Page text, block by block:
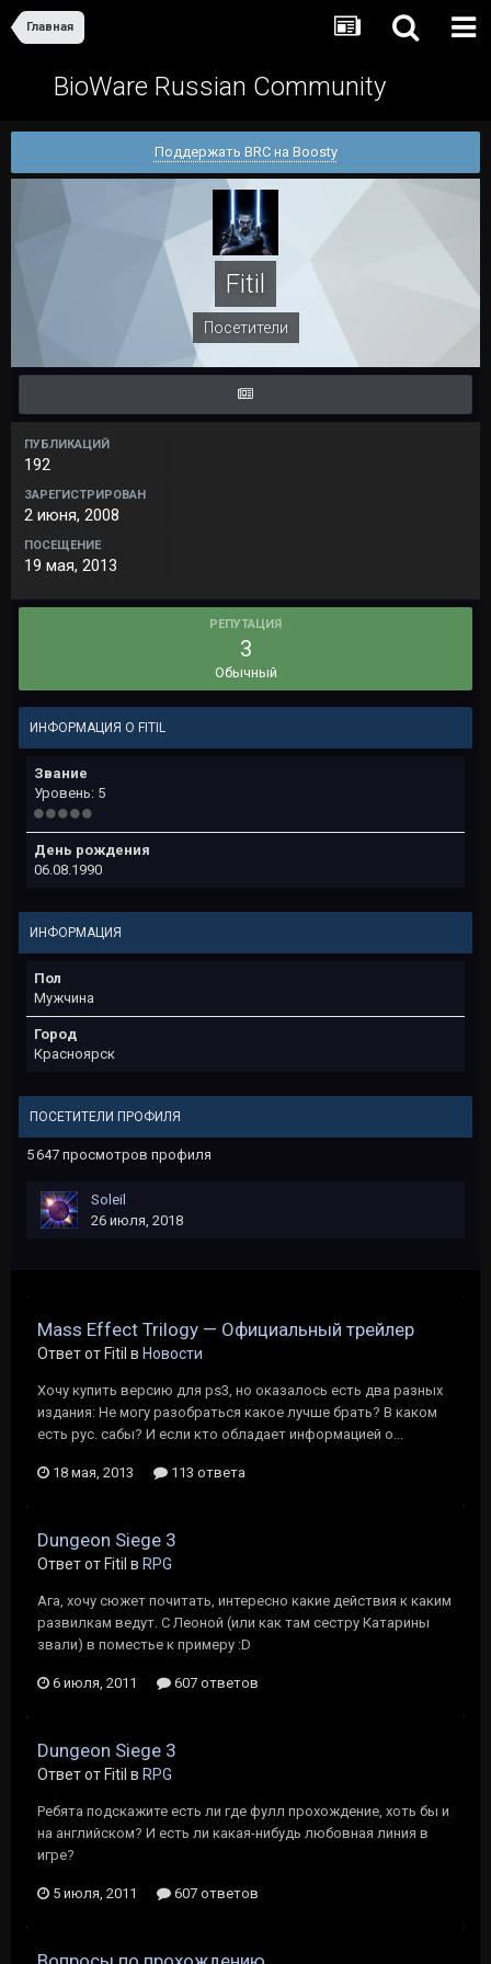
Главная
BioWare Russian Community
Поддержать BRC на Boosty
Fitil
Посетители
ПУБЛИКАЦИЙ
192
ЗАРЕГИСТРИРОВАН
2 июня, 2008
ПОСЕЩЕНИЕ
19 мая, 2013
РЕПУТАЦИЯ
3
Обычный
ИНФОРМАЦИЯ О FITIL
Звание
Уровень: 5
День рождения
06.08.1990
ИНФОРМАЦИЯ
Пол
Мужчина
Город
Красноярск
ПОСЕТИТЕЛИ ПРОФИЛЯ
5 647 просмотров профиля
Soleil
26 июля, 2018
Mass Effect Trilogy — Официальный трейлер
Ответ от Fitil в Новости
Хочу купить версию для ps3, но оказалось есть два разных
издания: Не могу разобраться какое лучше брать? В каком
есть рус. сабы? И если кто обладает информацией о...
18 мая, 2013 113 ответа
Dungeon Siege 3
Ответ от Fitil в RPG
Ага, хочу сюжет почитать, интересно какие действия к каким
развилкам ведут. С Леоной (или как там сестру Катарины
звали) в поместье к примеру :D
6 июля, 2011 607 ответов
Dungeon Siege 3
Ответ от Fitil в RPG
Ребята подскажите есть ли где фулл прохождение, хоть бы и
на английском? И есть ли какая-нибудь любовная линия в
игре?
5 июля, 2011 607 ответов